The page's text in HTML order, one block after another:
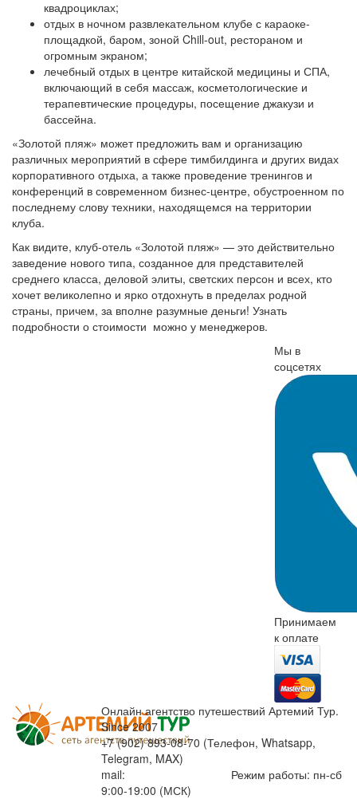
квадроциклах;
отдых в ночном развлекательном клубе с караоке-
площадкой, баром, зоной Chill-out, рестораном и
огромным экраном;
лечебный отдых в центре китайской медицины и СПА,
включающий в себя массаж, косметологические и
терапевтические процедуры, посещение джакузи и
бассейна.
«Золотой пляж» может предложить вам и организацию
различных мероприятий в сфере тимбилдинга и других видах
корпоративного отдыха, а также проведение тренингов и
конференций в современном бизнес-центре, обустроенном по
последнему слову техники, находящемся на территории
клуба.
Как видите, клуб-отель «Золотой пляж» — это действительно
заведение нового типа, созданное для представителей
среднего класса, деловой элиты, светских персон и всех, кто
хочет великолепно и ярко отдохнуть в пределах родной
страны, причем, за вполне разумные деньги! Узнать
подробности о стоимости можно у менеджеров.
Мы в
соцсетях
Принимаем
к оплате
Онлайн агентство путешествий Артемий Тур.
Since 2007
+7 (902) 893-08-70 (Телефон, Whatsapp,
Telegram, MAX)
mail:
Режим работы: пн-сб
9:00-19:00 (МСК)